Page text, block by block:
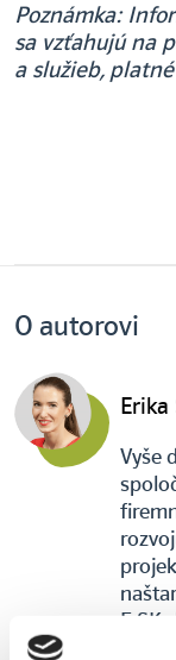
Poznámka:
sa vzťahujú na
a služieb,
O autorovi
Erika
Vyše
E.SK